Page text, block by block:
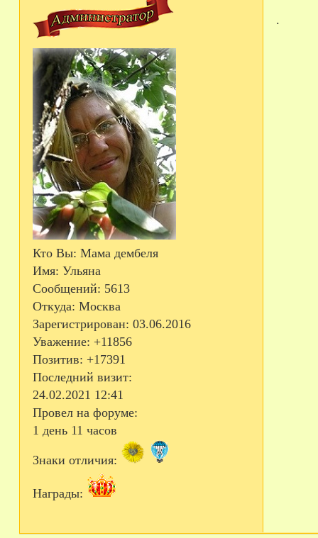
Кто Вы: Мама дембеля
Имя: Ульяна
Сообщений: 5613
Откуда: Москва
Зарегистрирован: 03.06.2016
Уважение: +11856
Позитив: +17391
Последний визит:
24.02.2021 12:41
Провел на форуме:
1 день 11 часов
Знаки отличия:
Награды:
.